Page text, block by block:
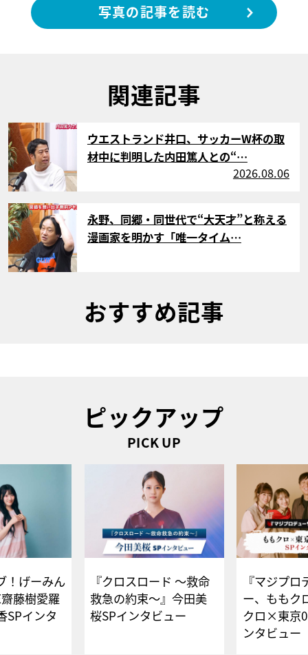
写真の記事を読む
関連記事
サムネイル
ウエストランド井口、サッカーW杯の取
材中に判明した内田篤人との“…
2026.08.06
サムネイル
永野、同郷・同世代で“大天才”と称える
漫画家を明かす「唯一タイム…
おすすめ記事
ピックアップ
PICK UP
！げーみん
藤樹愛羅
SPインタ
『クロスロード ～救命
救急の約束～』今田美
桜SPインタビュー
『マジプロ
ー、ももク
クロ×東京
ンタビュー